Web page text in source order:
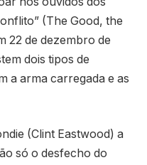
(The Good, the
22 de dezembro de
dois tipos de
a arma carregada e as
(Clint Eastwood) a
só o desfecho do